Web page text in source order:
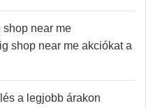
shop near me
shop near me akciókat a
a legjobb árakon